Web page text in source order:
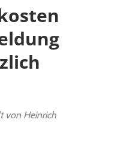
von Heinrich